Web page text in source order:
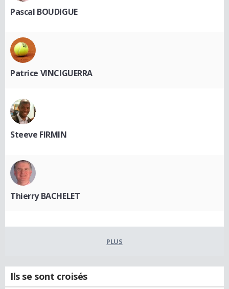
Pascal BOUDIGUE
Patrice VINCIGUERRA
Steeve FIRMIN
Thierry BACHELET
PLUS
Ils se sont croisés